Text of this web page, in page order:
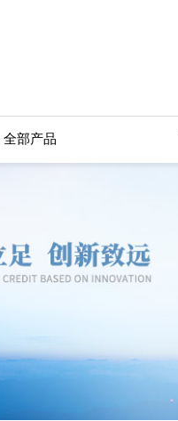
全部产品